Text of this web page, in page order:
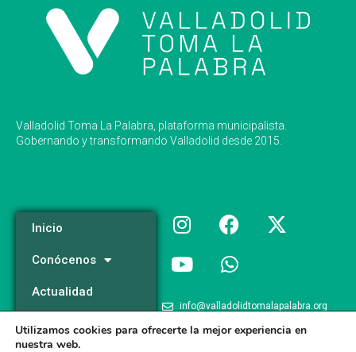
Valladolid Toma La Palabra, plataforma municipalista.
Gobernando y transformando Valladolid desde 2015.
Inicio
Conócenos
Actualidad
Programa
info@valladolidtomalapalabra.org
+34 983 426 124
Utilizamos cookies para ofrecerte la mejor experiencia en
nuestra web.